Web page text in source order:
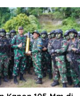
Perbatasan RI-PNG